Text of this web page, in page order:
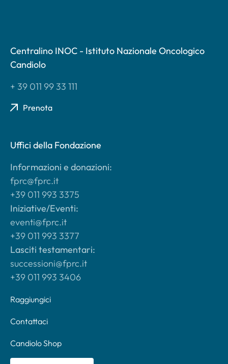
Centralino INOC - Istituto Nazionale Oncologico
Candiolo
+ 39 011 99 33 111
Prenota
Uffici della Fondazione
Informazioni e donazioni:
fprc@fprc.it
+39 011 993 3375
Iniziative/Eventi:
eventi@fprc.it
+39 011 993 3377
Lasciti testamentari:
successioni@fprc.it
+39 011 993 3406
Raggiungici
Contattaci
Candiolo Shop